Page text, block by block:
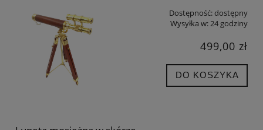
Dostępność:dostępny
Wysyłka w:24 godziny
499,00 zł
DO KOSZYKA